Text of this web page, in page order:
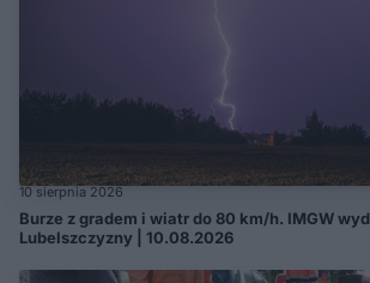
10 sierpnia 2026
Burze z gradem i wiatr do 80 km/h. IMGW
Lubelszczyzny | 10.08.2026